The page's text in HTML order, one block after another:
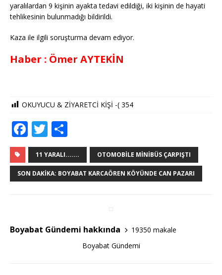
yaralılardan 9 kişinin ayakta tedavi edildiği, iki kişinin de hayati
tehlikesinin bulunmadığı bildirildi.
Kaza ile ilgili soruşturma devam ediyor.
Haber : Ömer AYTEKİN
OKUYUCU & ZİYARETCİ KİŞİ -( 354
F
a
c
e
o
k
T
w
it
te
h
ar
e
11 YARALI....... OTOMOBILE MINIBÜS ÇARPIŞTI
SON DAKIKA: BOYABAT KARCAÖREN KÖYÜNDE CAN PAZARI
Boyabat Gündemi hakkında
19350 makale
Boyabat Gündemi